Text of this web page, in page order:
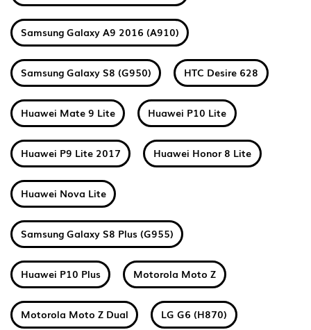
Samsung Galaxy A9 2016 (A910)
Samsung Galaxy S8 (G950) HTC Desire 628
Huawei Mate 9 Lite Huawei P10 Lite
Huawei P9 Lite 2017 Huawei Honor 8 Lite
Huawei Nova Lite
Samsung Galaxy S8 Plus (G955)
Huawei P10 Plus Motorola Moto Z
Motorola Moto Z Dual LG G6 (H870)